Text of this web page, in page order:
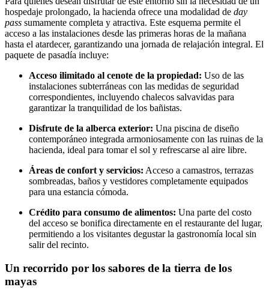
hospedaje prolongado, la hacienda ofrece una modalidad de day
pass sumamente completa y atractiva. Este esquema permite el
acceso a las instalaciones desde las primeras horas de la mañana
hasta el atardecer, garantizando una jornada de relajación integral. El
paquete de pasadía incluye:
Acceso ilimitado al cenote de la propiedad: Uso de las
instalaciones subterráneas con las medidas de seguridad
correspondientes, incluyendo chalecos salvavidas para
garantizar la tranquilidad de los bañistas.
Disfrute de la alberca exterior: Una piscina de diseño
contemporáneo integrada armoniosamente con las ruinas de la
hacienda, ideal para tomar el sol y refrescarse al aire libre.
Áreas de confort y servicios: Acceso a camastros, terrazas
sombreadas, baños y vestidores completamente equipados
para una estancia cómoda.
Crédito para consumo de alimentos: Una parte del costo
del acceso se bonifica directamente en el restaurante del lugar,
permitiendo a los visitantes degustar la gastronomía local sin
salir del recinto.
Un recorrido por los sabores de la tierra de los
mayas